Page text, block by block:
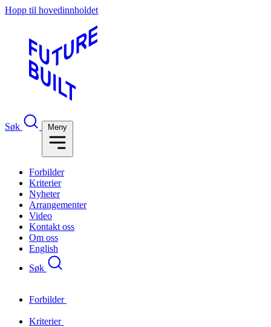
Hopp til hovedinnholdet
Søk Meny
Forbilder
Kriterier
Nyheter
Arrangementer
Video
Kontakt oss
Om oss
English
Søk
Forbilder
Kriterier